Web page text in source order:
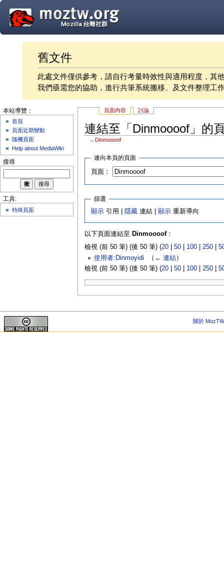
舊文件
此處文件僅供參考，請自行考量時效性與適用程度，其
我們亟需您的協助，進行共筆系統搬移、及文件整理工
頁面內容 討論
連結至「Dinmoooof」的
← Dinmoooof
連向本頁的頁面
頁面：
篩選
顯示 引用 | 隱藏 連結 |顯示 重新導向
以下頁面連結至 Dinmoooof：
檢視 (前 50 筆) (後 50 筆) (20| 50| 100| 250|
使用者:Dinmoyidi
（ ← 連結）
檢視 (前 50 筆) (後 50 筆) (20| 50| 100| 250|
本站導覽：
首頁
頁面近期變動
隨機頁面
Help about MediaWiki
搜尋
工具:
特殊頁面
關於